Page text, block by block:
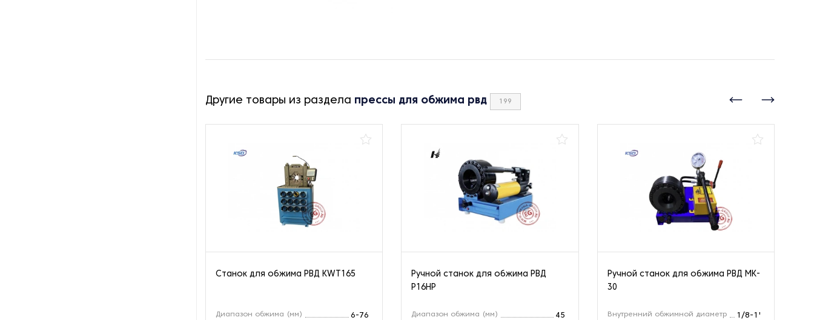
Другие товары из раздела прессы для обжима рвд 199
Станок для обжима РВД KWT165
Диапазон обжима (мм)
6-76
Ручной станок для обжима РВД
P16HP
Диапазон обжима (мм)
45
Ручной станок для обжима РВД MK-
30
Внутренний обжимной диаметр
1/8-1'